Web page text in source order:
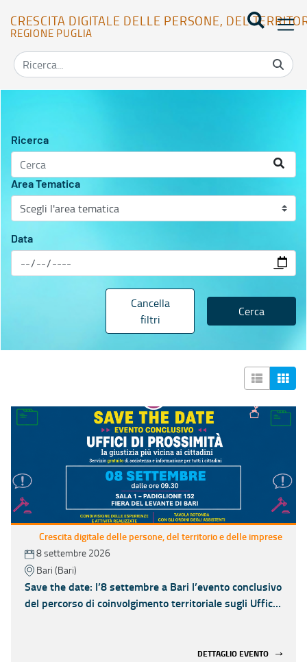
CRESCITA DIGITALE DELLE PERSONE, DEL
REGIONE PUGLIA
Ricerca
Area Tematica
Data
Cancella
filtri
Cerca
Crescita digitale delle persone, del territorio e delle imprese
8 settembre 2026
Bari (Bari)
Save the date: l’8 settembre a Bari l’evento conclusivo
del percorso di coinvolgimento territoriale sugli Uffici
DETTAGLIO EVENTO